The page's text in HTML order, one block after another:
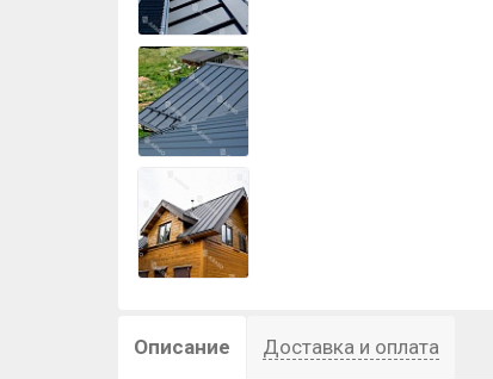
Описание Доставка и оплата